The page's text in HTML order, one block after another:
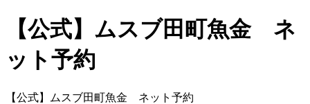
【公式】ムスブ田町魚金 ネ
ット予約
【公式】ムスブ田町魚金 ネット予約